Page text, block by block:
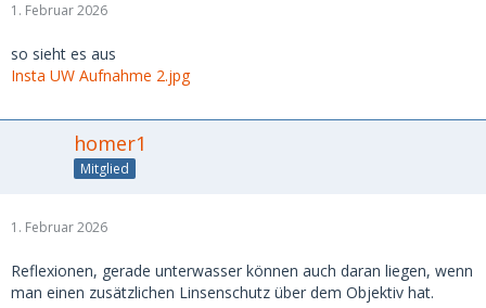
1. Februar 2026
so sieht es aus
Insta UW Aufnahme 2.jpg
homer1
Mitglied
1. Februar 2026
Reflexionen, gerade unterwasser können auch daran liegen, wenn
man einen zusätzlichen Linsenschutz über dem Objektiv hat.